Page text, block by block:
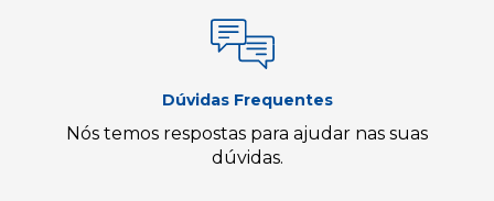
Dúvidas Frequentes
Nós temos respostas para ajudar nas suas
dúvidas.